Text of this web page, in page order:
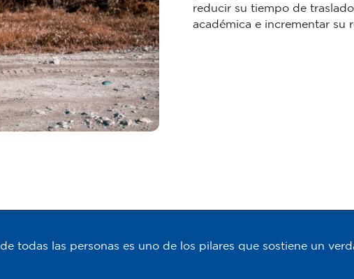
reducir su tiempo de
académica e incrementar su
de todas las personas es uno de los pilares que sostiene un